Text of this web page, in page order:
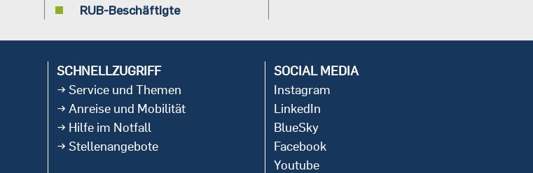
RUB-Beschäftigte
SCHNELLZUGRIFF
Service und Themen
Anreise und Mobilität
Hilfe im Notfall
Stellenangebote
SOCIAL MEDIA
Instagram
LinkedIn
BlueSky
Facebook
Youtube